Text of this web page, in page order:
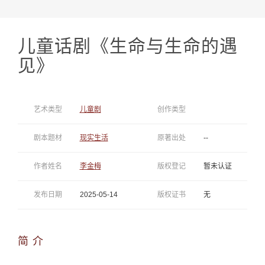
儿童话剧《生命与生命的遇
见》
艺术类型 儿童剧 创作类型
剧本题材 现实生活 原著出处 --
作者姓名 李金梅 版权登记 暂未认证
发布日期 2025-05-14 版权证书 无
简 介